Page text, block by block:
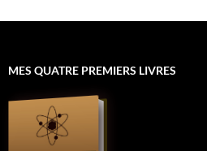
MES QUATRE PREMIERS LIVRES